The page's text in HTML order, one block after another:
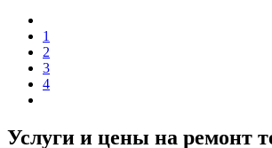
1
2
3
4
Услуги и цены на ремонт